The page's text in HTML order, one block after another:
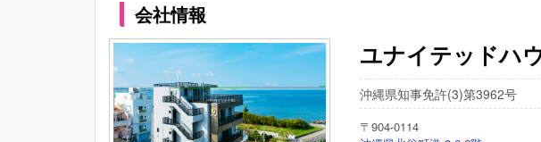
会社情報
ユナイテッドハ
沖縄県知事免許(3)第3962号
〒904-0114